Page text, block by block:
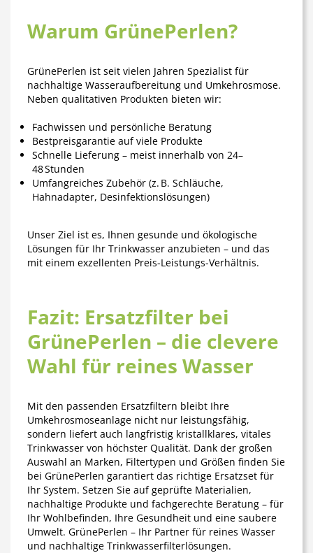
Warum GrünePerlen?
GrünePerlen ist seit vielen Jahren Spezialist für
nachhaltige Wasseraufbereitung und Umkehrosmose.
Neben qualitativen Produkten bieten wir:
Fachwissen und persönliche Beratung
Bestpreisgarantie auf viele Produkte
Schnelle Lieferung – meist innerhalb von 24–
48 Stunden
Umfangreiches Zubehör (z. B. Schläuche,
Hahnadapter, Desinfektionslösungen)
Unser Ziel ist es, Ihnen gesunde und ökologische
Lösungen für Ihr Trinkwasser anzubieten – und das
mit einem exzellenten Preis-Leistungs-Verhältnis.
Fazit: Ersatzfilter bei
GrünePerlen – die clevere
Wahl für reines Wasser
Mit den passenden Ersatzfiltern bleibt Ihre
Umkehrosmoseanlage nicht nur leistungsfähig,
sondern liefert auch langfristig kristallklares, vitales
Trinkwasser von höchster Qualität. Dank der großen
Auswahl an Marken, Filtertypen und Größen finden Sie
bei GrünePerlen garantiert das richtige Ersatzset für
Ihr System. Setzen Sie auf geprüfte Materialien,
nachhaltige Produkte und fachgerechte Beratung – für
Ihr Wohlbefinden, Ihre Gesundheit und eine saubere
Umwelt. GrünePerlen – Ihr Partner für reines Wasser
und nachhaltige Trinkwasserfilterlösungen.